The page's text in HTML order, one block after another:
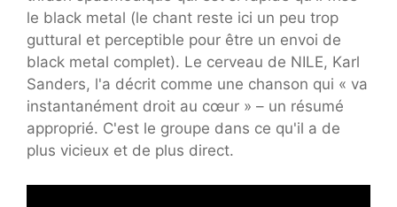
le black metal (le chant reste ici un peu trop
guttural et perceptible pour être un envoi de
black metal complet). Le cerveau de NILE, Karl
Sanders, l'a décrit comme une chanson qui « va
instantanément droit au cœur » – un résumé
approprié. C'est le groupe dans ce qu'il a de
plus vicieux et de plus direct.